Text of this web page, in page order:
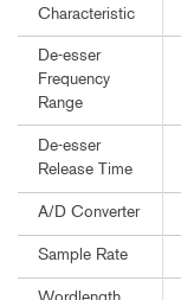
Characteristic
De-esser
Frequency
Range
De-esser
Release Time
A/D Converter
Sample Rate